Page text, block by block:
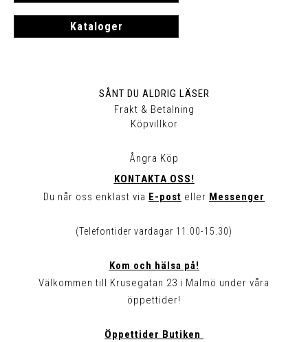
Kataloger
SÅNT DU ALDRIG LÄSER
Frakt & Betalning
Köpvillkor
Ångra Köp
KONTAKTA OSS!
Du når oss enklast via E-post eller Messenger
(Telefontider vardagar 11.00-15.30)
Kom och hälsa på!
Välkommen till Krusegatan 23 i Malmö under våra
öppettider!
Öppettider Butiken